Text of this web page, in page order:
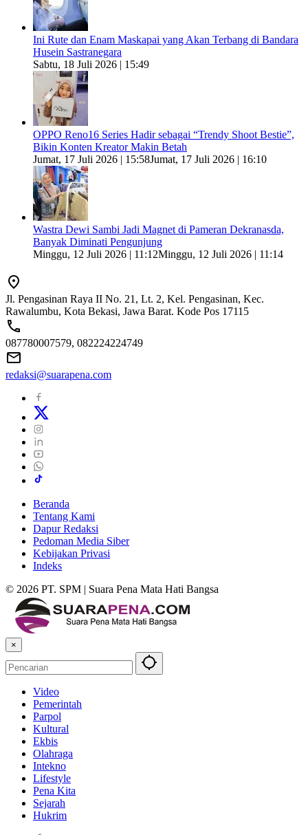
Ini Rute dan Enam Maskapai yang Akan Terbang di Bandara
Husein Sastranegara
Sabtu, 18 Juli 2026 | 15:49
OPPO Reno16 Series Hadir sebagai “Trendy Shoot Bestie”,
Bikin Konten Kreator Makin Betah
Jumat, 17 Juli 2026 | 15:58Jumat, 17 Juli 2026 | 16:10
Wastra Dewi Sambi Jadi Magnet di Pameran Dekranasda,
Banyak Diminati Pengunjung
Minggu, 12 Juli 2026 | 11:12Minggu, 12 Juli 2026 | 11:14
Jl. Pengasinan Raya II No. 21, Lt. 2, Kel. Pengasinan, Kec.
Rawalumbu, Kota Bekasi, Jawa Barat. Kode Pos 17115
087780007579, 082224224749
redaksi@suarapena.com
Beranda
Tentang Kami
Dapur Redaksi
Pedoman Media Siber
Kebijakan Privasi
Indeks
© 2026 PT. SPM | Suara Pena Mata Hati Bangsa
×
Video
Pemerintah
Parpol
Kultural
Ekbis
Olahraga
Intekno
Lifestyle
Pena Kita
Sejarah
Hukrim